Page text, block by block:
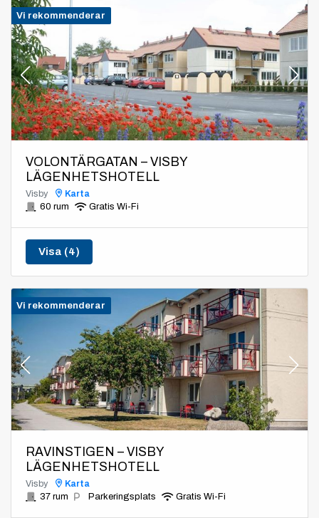
Vi rekommenderar
VOLONTÄRGATAN – VISBY
LÄGENHETSHOTELL
Visby
Karta
60 rum
Gratis Wi-Fi
Visa (4)
Vi rekommenderar
RAVINSTIGEN – VISBY
LÄGENHETSHOTELL
Visby
Karta
37 rum
Parkeringsplats Gratis Wi-Fi